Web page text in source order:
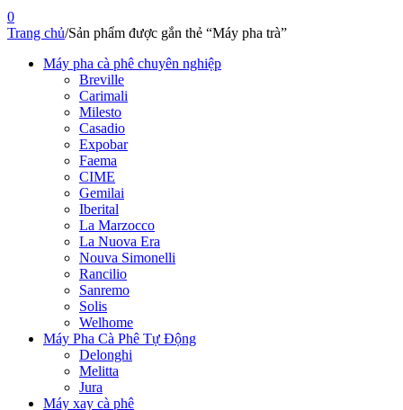
0
Trang chủ/Sản phẩm được gắn thẻ “Máy pha trà”
Máy pha cà phê chuyên nghiệp
Breville
Carimali
Milesto
Casadio
Expobar
Faema
CIME
Gemilai
Iberital
La Marzocco
La Nuova Era
Nouva Simonelli
Rancilio
Sanremo
Solis
Welhome
Máy Pha Cà Phê Tự Động
Delonghi
Melitta
Jura
Máy xay cà phê